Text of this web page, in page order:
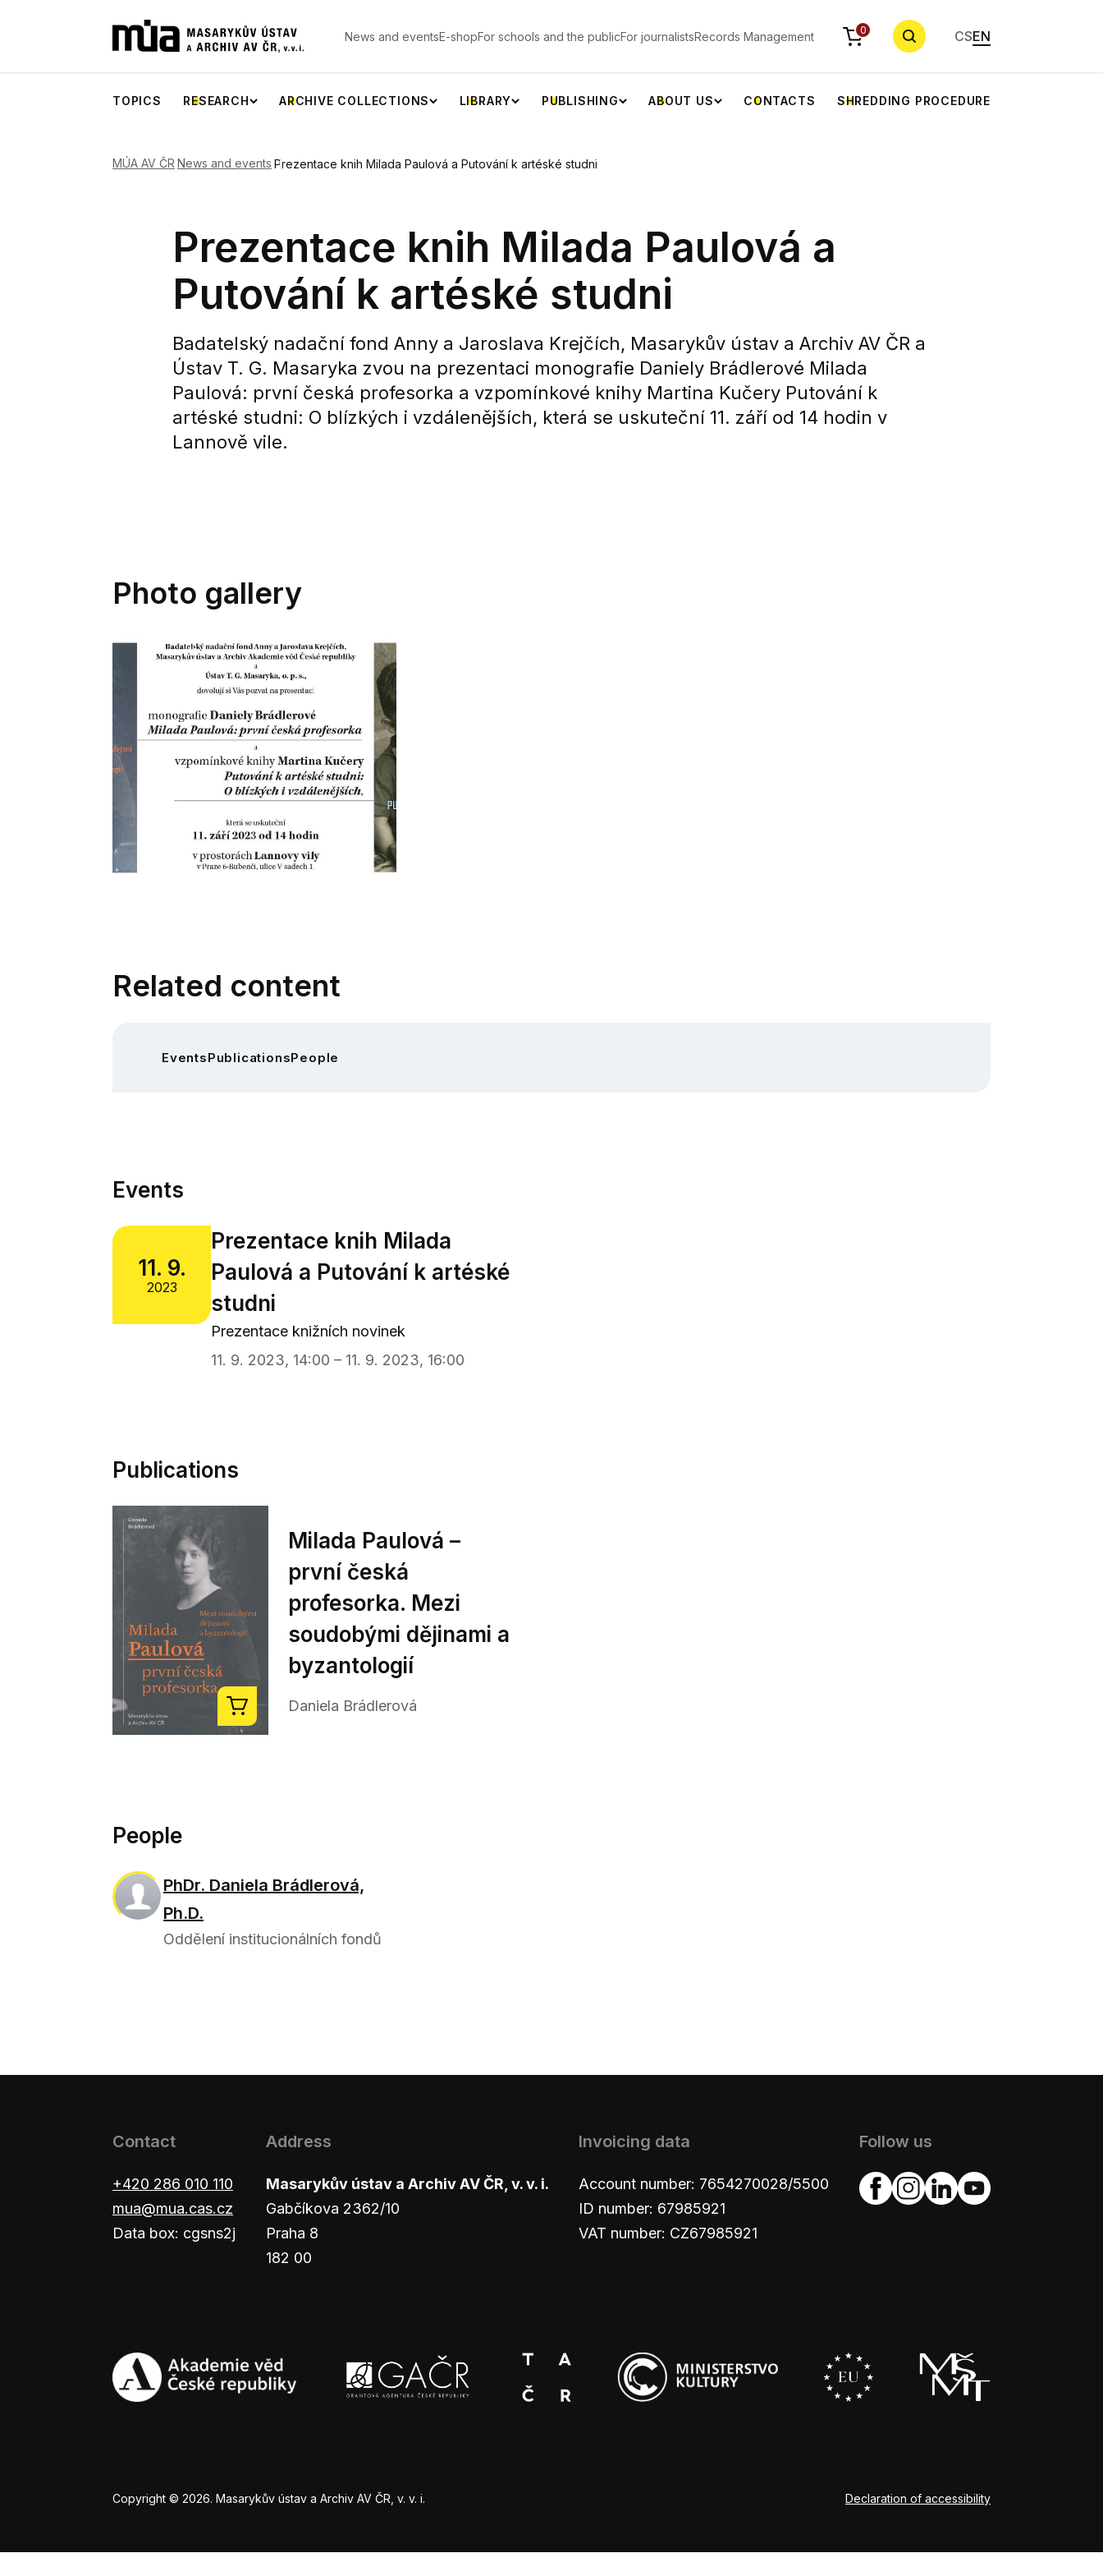
News and eventsE-shopFor schools and the publicFor journalistsRecords Management 0 CSEN
TOPICS RESEARCH ARCHIVE COLLECTIONS LIBRARY PUBLISHING ABOUT US CONTACTS SHREDDING PROCEDURE
MÚA AV ČR News and events Prezentace knih Milada Paulová a Putování k artéské studni
Prezentace knih Milada Paulová a
Putování k artéské studni
Badatelský nadační fond Anny a Jaroslava Krejčích, Masarykův ústav a Archiv AV ČR a
Ústav T. G. Masaryka zvou na prezentaci monografie Daniely Brádlerové Milada
Paulová: první česká profesorka a vzpomínkové knihy Martina Kučery Putování k
artéské studni: O blízkých i vzdálenějších, která se uskuteční 11. září od 14 hodin v
Lannově vile.
Photo gallery
Related content
EventsPublicationsPeople
Events
11. 9.
2023
Prezentace knih Milada
Paulová a Putování k artéské
studni
Prezentace knižních novinek
11. 9. 2023, 14:00 – 11. 9. 2023, 16:00
Publications
Milada Paulová –
první česká
profesorka. Mezi
soudobými dějinami a
byzantologií
Daniela Brádlerová
People
PhDr. Daniela Brádlerová,
Ph.D.
Oddělení institucionálních fondů
Contact
+420 286 010 110
mua@mua.cas.cz
Data box: cgsns2j
Address
Masarykův ústav a Archiv AV ČR, v. v. i.
Gabčíkova 2362/10
Praha 8
182 00
Invoicing data
Account number: 7654270028/5500
ID number: 67985921
VAT number: CZ67985921
Follow us
Copyright © 2026. Masarykův ústav a Archiv AV ČR, v. v. i. Declaration of accessibility